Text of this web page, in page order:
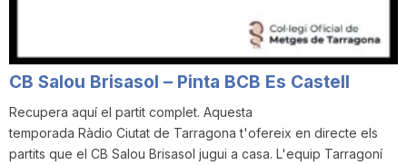
a
r
CB Salou Brisasol – Pinta BCB Es Castell
Recupera aquí el partit complet. Aquesta
temporada Ràdio Ciutat de Tarragona t'ofereix en directe els
partits que el CB Salou Brisasol jugui a casa. L'equip Tarragoní